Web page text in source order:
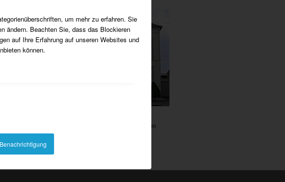
um mehr zu erfahren. Sie
ändern. Beachten Sie, dass das Blockieren
auf Ihre Erfahrung auf unseren Websites und
können.
Heutige Ansicht nach mehreren Renovierungen